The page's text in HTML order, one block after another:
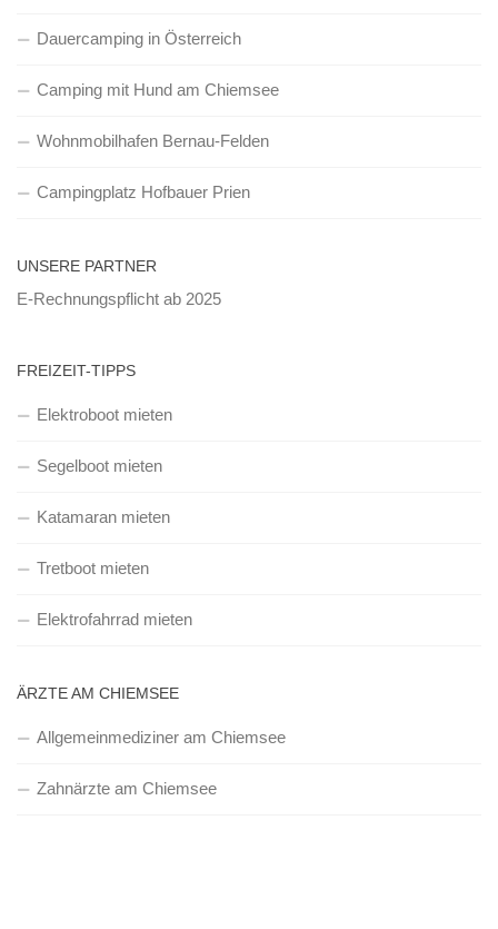
Dauercamping in Österreich
Camping mit Hund am Chiemsee
Wohnmobilhafen Bernau-Felden
Campingplatz Hofbauer Prien
UNSERE PARTNER
E-Rechnungspflicht ab 2025
FREIZEIT-TIPPS
Elektroboot mieten
Segelboot mieten
Katamaran mieten
Tretboot mieten
Elektrofahrrad mieten
ÄRZTE AM CHIEMSEE
Allgemeinmediziner am Chiemsee
Zahnärzte am Chiemsee